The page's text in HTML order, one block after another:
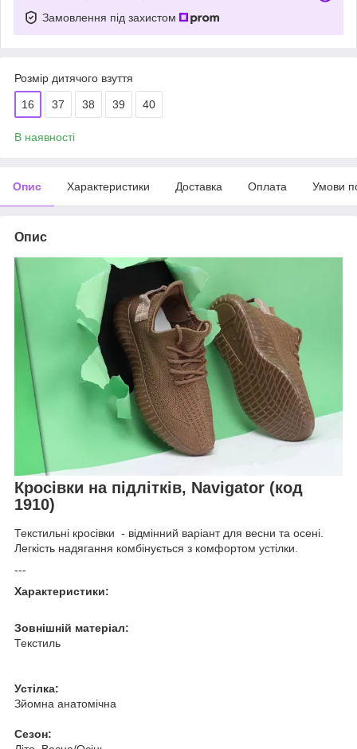
Замовлення під захистом
Розмір дитячого взуття
16 37 38 39 40
В наявності
Опис Характеристики Доставка Оплата Умови
Опис
Кросівки на підлітків, Navigator (код
1910)
Текстильні кросівки - відмінний варіант для весни та осені.
Легкість надягання комбінується з комфортом устілки.
---
Характеристики:
Зовнішній матеріал:
Текстиль
Устілка:
Зйомна анатомічна
Сезон: